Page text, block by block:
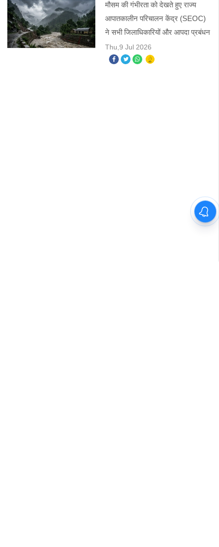
मौसम की गंभीरता को देखते हुए राज्य
आपातकालीन परिचालन केंद्र (SEOC)
ने सभी जिलाधिकारियों और आपदा प्रबंधन
टीमों को हाई अलर्ट पर रहने के निर्देश दिए
हैं। संवेदनशील इलाकों में विशेष निगरानी
Thu,9 Jul 2026